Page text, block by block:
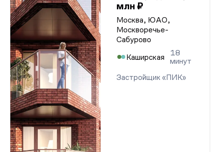
млн ₽
Москва, ЮАО,
Москворечье-
Сабурово
Каширская
18
минут
Застройщик «ПИК»